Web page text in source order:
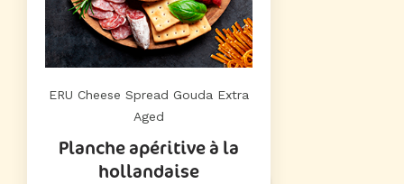
ERU Cheese Spread Gouda Extra
Aged
Planche apéritive à la
hollandaise